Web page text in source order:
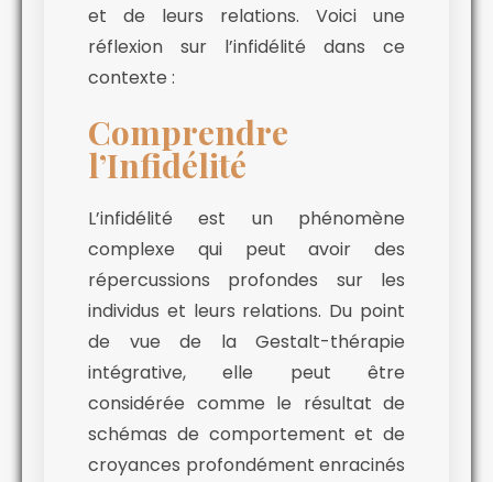
et de leurs relations. Voici une
réflexion sur l’infidélité dans ce
contexte :
Comprendre
l’Infidélité
L’infidélité est un phénomène
complexe qui peut avoir des
répercussions profondes sur les
individus et leurs relations. Du point
de vue de la Gestalt-thérapie
intégrative, elle peut être
considérée comme le résultat de
schémas de comportement et de
croyances profondément enracinés